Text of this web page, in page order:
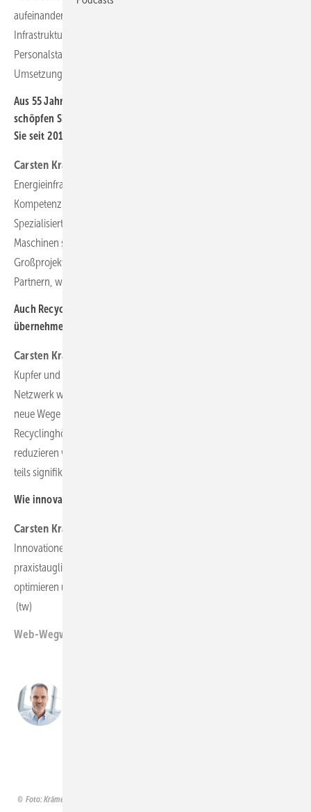
aufeinander ab – von der Demontage bis zum Bau
Infrastruktur. Unsere eigene Flotte an Baumaschinen und unser
Personalstamm ermöglichen uns eine flexible, reibungslose
Umsetzung.
Aus 55 Jahren Tiefbau und 20 Jahren Windkraftgeschäft
schöpfen Sie umfassende Erfahrung. Welche Strukturen setzen
Sie seit 2019 auch fürs Repowering ein?
Carsten Krämer:
Energieinfrastruktur – das ist unsere DNA. Seit 2019 haben wir diese
Kompetenz systematisch auf Rückbau und Repowering ausgeweitet.
Spezialisierte Teams, standardisierte Prozesse und eigene
Maschinen sorgen dafür, dass wir kurzfristig auf mehrere
Großprojekte reagieren können. Wir kooperieren mit verlässlichen
Partnern, wenn es das Projektvolumen erfordert.
Auch Recycling und Verkauf von Anlagenkomponenten
übernehmen Sie. Wie lassen Sie ihre Kunden daran profitieren?
Carsten Krämer:
Kupfer und Technikkomponenten vermarkten wir über unser
Netzwerk weiter. Betonbruch verwenden wir als Tragschicht für
neue Wege oder Kranstellflächen. Wir arbeiten mit regionalen
Recyclinghöfen und spezialisierten Abnehmern zusammen. So
reduzieren wir Entsorgungskosten und ermöglichen den Kunden
teils signifikante Rückflüsse durch verwertbare Materialien.
Wie innovativ sind Sie?
Carsten Krämer:
Innovationen. Mit spezialisierten Partnern entwickeln wir
praxistaugliche Lösungen, die auch die Material-Wiederverwertung
optimieren und die Umweltbelastung aufs Minimum reduzieren.
(tw)
Web-Wegweiser: kraemerbau.com/leistungen/repowering
Foto: Krämer Bau